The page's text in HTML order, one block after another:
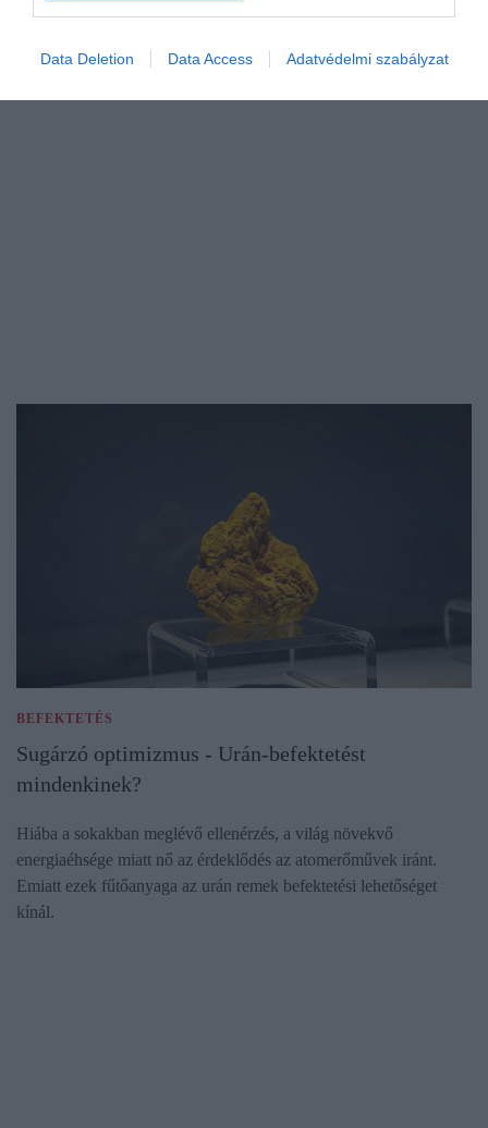
Data Deletion Data Access Adatvédelmi szabályzat
erről.
BEFEKTETÉS
Sugárzó optimizmus - Urán-befektetést
mindenkinek?
Hiába a sokakban meglévő ellenérzés, a világ növekvő
energiaéhsége miatt nő az érdeklődés az atomerőművek iránt.
Emiatt ezek fűtőanyaga az urán remek befektetési lehetőséget
kínál.